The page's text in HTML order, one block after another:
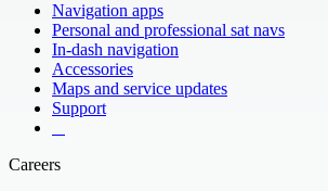
Navigation apps
Personal and professional sat navs
In-dash navigation
Accessories
Maps and service updates
Support
Careers